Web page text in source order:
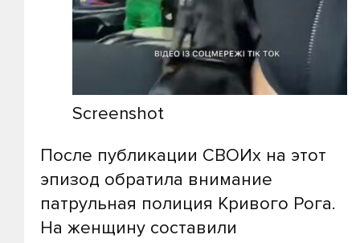
Screenshot
После публикации СВОИх на этот
эпизод обратила внимание
патрульная полиция Кривого Рога.
На женщину составили